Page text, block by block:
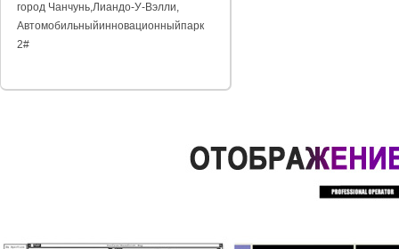
город Чанчунь,Лиандо-У-Вэлли,
Автомобильныйинновационныйпарк
2#